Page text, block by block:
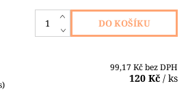
99,17 Kč bez DPH
120 Kč / ks